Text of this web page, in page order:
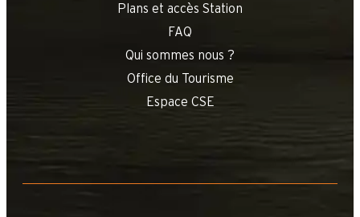
Plans et accès Station
FAQ
Qui sommes nous ?
Office du Tourisme
Espace CSE